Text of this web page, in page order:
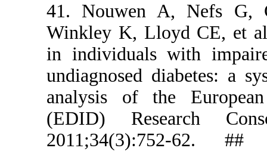
41.
Winkley
in
analysis
(EDID)